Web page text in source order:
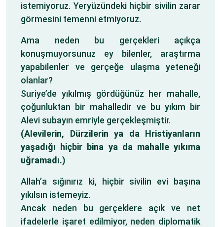
istemiyoruz. Yeryüzündeki hiçbir sivilin zarar
görmesini temenni etmiyoruz.
Ama neden bu gerçekleri açıkça
konuşmuyorsunuz ey bilenler, araştırma
yapabilenler ve gerçeğe ulaşma yeteneği
olanlar?
Suriye’de yıkılmış gördüğünüz her mahalle,
çoğunluktan bir mahalledir ve bu yıkım bir
Alevi subayın emriyle gerçekleşmiştir.
(Alevilerin, Dürzilerin ya da Hristiyanların
yaşadığı hiçbir bina ya da mahalle yıkıma
uğramadı.)
Allah’a sığınırız ki, hiçbir sivilin evi başına
yıkılsın istemeyiz.
Ancak neden bu gerçeklere açık ve net
ifadelerle işaret edilmiyor, neden diplomatik